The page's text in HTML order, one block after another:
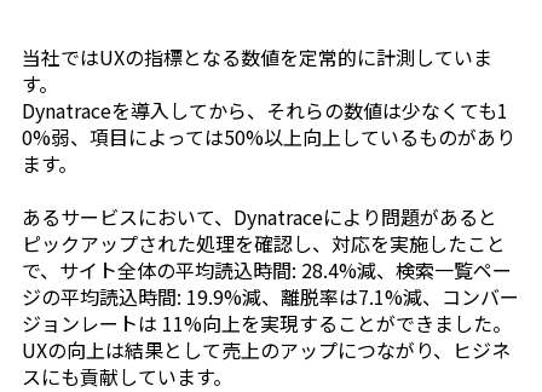
当社ではUXの指標となる数値を定常的に計測していま
す。
Dynatraceを導入してから、それらの数値は少なくても1
0%弱、項目によっては50%以上向上しているものがあり
ます。
あるサービスにおいて、Dynatraceにより問題があると
ピックアップされた処理を確認し、対応を実施したこと
で、サイト全体の平均読込時間: 28.4%減、検索一覧ペー
ジの平均読込時間: 19.9%減、離脱率は7.1%減、コンバー
ジョンレートは 11%向上を実現することができました。
UXの向上は結果として売上のアップにつながり、ヒジネ
スにも貢献しています。